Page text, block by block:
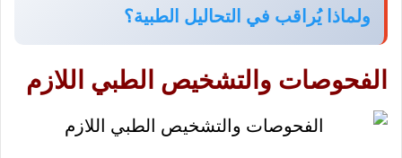
ولماذا يُراقب في التحاليل الطبية؟
الفحوصات والتشخيص الطبي اللازم